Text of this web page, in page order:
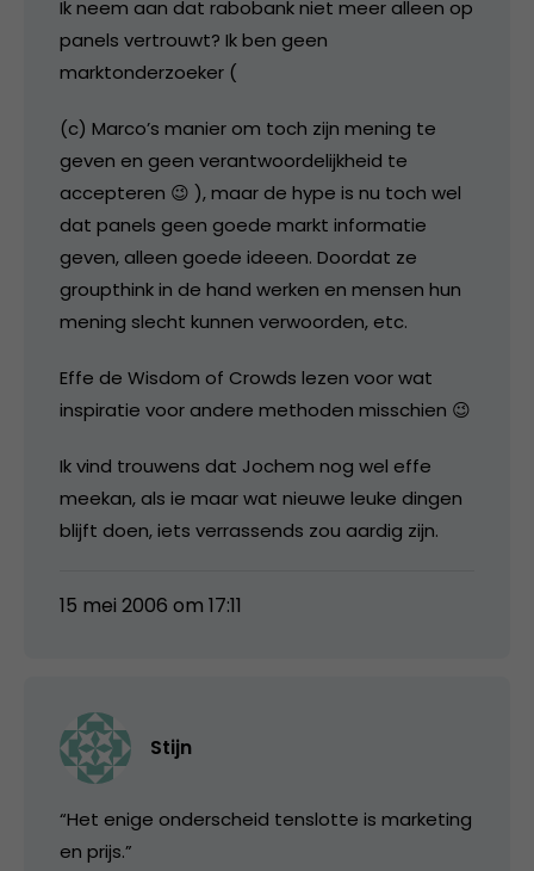
Ik neem aan dat rabobank niet meer alleen op
panels vertrouwt? Ik ben geen
marktonderzoeker (
(c) Marco’s manier om toch zijn mening te
geven en geen verantwoordelijkheid te
accepteren 😉 ), maar de hype is nu toch wel
dat panels geen goede markt informatie
geven, alleen goede ideeen. Doordat ze
groupthink in de hand werken en mensen hun
mening slecht kunnen verwoorden, etc.
Effe de Wisdom of Crowds lezen voor wat
inspiratie voor andere methoden misschien 😉
Ik vind trouwens dat Jochem nog wel effe
meekan, als ie maar wat nieuwe leuke dingen
blijft doen, iets verrassends zou aardig zijn.
15 mei 2006 om 17:11
Stijn
“Het enige onderscheid tenslotte is marketing
en prijs.”